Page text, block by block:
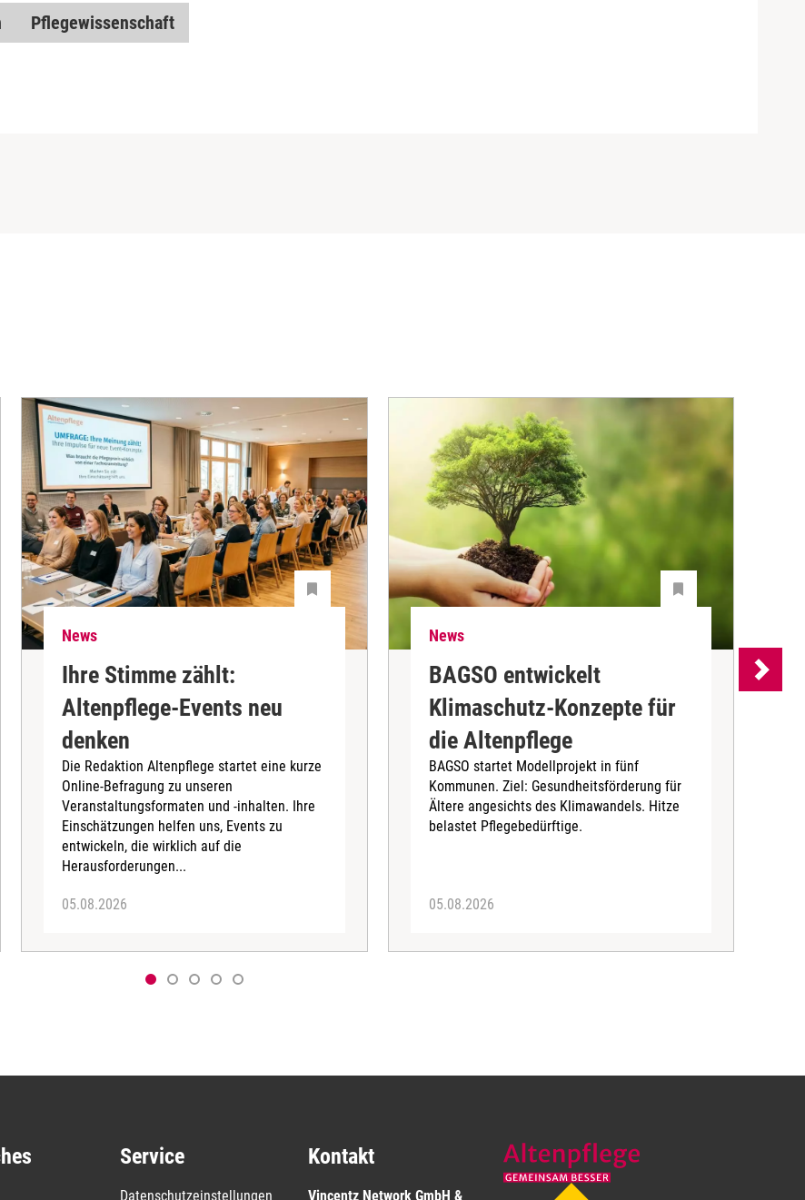
Pflegewissenschaft
News
Ihre Stimme zählt:
Altenpflege-Events neu
denken
Die Redaktion Altenpflege startet eine kurze
Online-Befragung zu unseren
Veranstaltungsformaten und -inhalten. Ihre
Einschätzungen helfen uns, Events zu
entwickeln, die wirklich auf die
Herausforderungen...
05.08.2026
News
BAGSO entwickelt
Klimaschutz-Konzepte für
die Altenpflege
BAGSO startet Modellprojekt in fünf
Kommunen. Ziel: Gesundheitsförderung für
Ältere angesichts des Klimawandels. Hitze
belastet Pflegebedürftige.
05.08.2026
Service
Datenschutzeinstellungen
Kontakt
Vincentz Network GmbH &